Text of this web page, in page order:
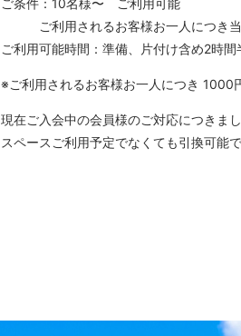
ご条件：10名様〜 ご利用可能
ご利用されるお客様お一人につき当
ご利用可能時間：準備、片付け含め2時間
※ご利用されるお客様お一人につき 1000
現在ご入会中の会員様のご対応につきま
スペースご利用予定でなくても引換可能